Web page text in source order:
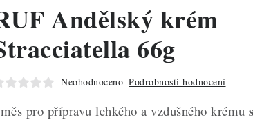
Andělský krém
66g
Neohodnoceno Podrobnosti hodnocení
pro přípravu lehkého a vzdušného krému